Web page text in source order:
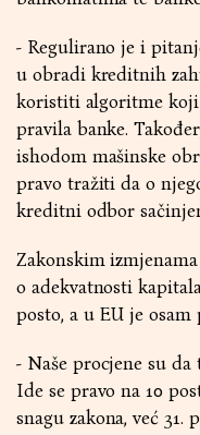
- Regulirano je i
u obradi kreditnih
koristiti algoritme
pravila banke.
ishodom mašinske
pravo tražiti da o
kreditni odbor
Zakonskim
o adekvatnosti
posto, a u EU je osam
- Naše procjene su
Ide se pravo na 10
snagu zakona, već 31.